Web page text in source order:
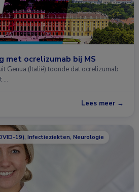
met ocrelizumab bij MS
Genua (Italië) toonde dat ocrelizumab
…
Lees meer →
19), Infectieziekten, Neurologie